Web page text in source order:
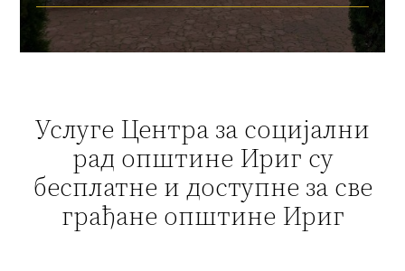
Услуге Центра за социјални
рад општине Ириг су
бесплатне и доступне за све
грађане општине Ириг